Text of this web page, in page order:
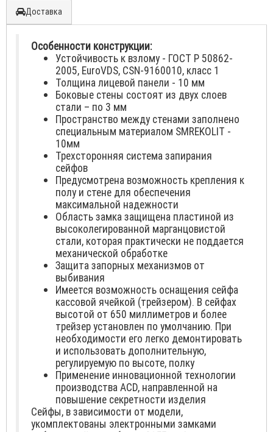
Доставка
Особенности конструкции:
Устойчивость к взлому - ГОСТ Р 50862-
2005, EuroVDS, CSN-9160010, класс 1
Толщина лицевой панели - 10 мм
Боковые стены состоят из двух слоев
стали – по 3 мм
Пространство между стенами заполнено
специальным материалом SMREKOLIT -
10мм
Трехсторонняя система запирания
сейфов
Предусмотрена возможность крепления к
полу и стене для обеспечения
максимальной надежности
Область замка защищена пластиной из
высоколегированной марганцовистой
стали, которая практически не поддается
механической обработке
Защита запорных механизмов от
выбивания
Имеется возможность оснащения сейфа
кассовой ячейкой (трейзером). В сейфах
высотой от 650 миллиметров и более
трейзер установлен по умолчанию. При
необходимости его легко демонтировать
и использовать дополнительную,
регулируемую по высоте, полку
Применение инновационной технологии
производства ACD, направленной на
повышение секретности изделия
Сейфы, в зависимости от модели,
укомплектованы электронными замками